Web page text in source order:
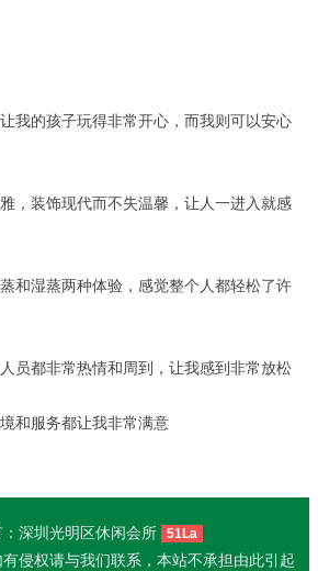
的孩子玩得非常开心，而我则可以安心
装饰现代而不失温馨，让人一进入就感
湿蒸两种体验，感觉整个人都轻松了许
都非常热情和周到，让我感到非常放松
服务都让我非常满意
：深圳光明区休闲会所 51La
侵权请与我们联系，本站不承担由此引起